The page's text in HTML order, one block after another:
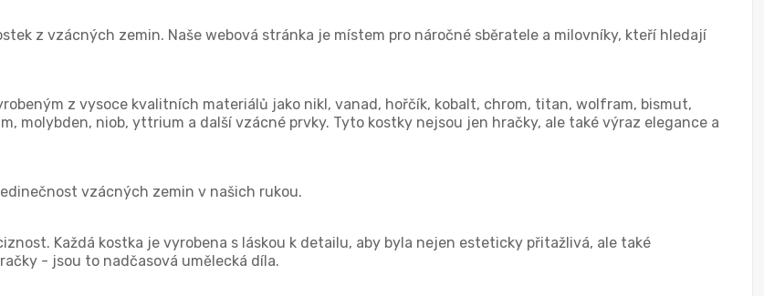
z vzácných zemin. Naše webová stránka je místem pro náročné sběratele a milovníky, kteří hledají
z vysoce kvalitních materiálů jako nikl, vanad, hořčík, kobalt, chrom, titan, wolfram, bismut,
molybden, niob, yttrium a další vzácné prvky. Tyto kostky nejsou jen hračky, ale také výraz elegance a
vzácných zemin v našich rukou.
Každá kostka je vyrobena s láskou k detailu, aby byla nejen esteticky přitažlivá, ale také
- jsou to nadčasová umělecká díla.